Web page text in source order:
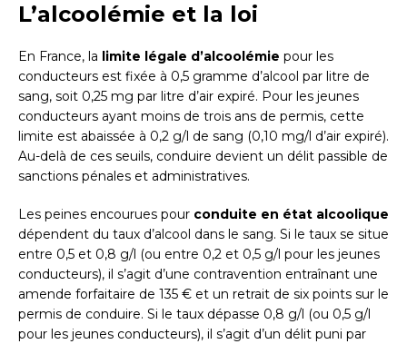
L’alcoolémie et la loi
En France, la limite légale d’alcoolémie pour les
conducteurs est fixée à 0,5 gramme d’alcool par litre de
sang, soit 0,25 mg par litre d’air expiré. Pour les jeunes
conducteurs ayant moins de trois ans de permis, cette
limite est abaissée à 0,2 g/l de sang (0,10 mg/l d’air expiré).
Au-delà de ces seuils, conduire devient un délit passible de
sanctions pénales et administratives.
Les peines encourues pour conduite en état alcoolique
dépendent du taux d’alcool dans le sang. Si le taux se situe
entre 0,5 et 0,8 g/l (ou entre 0,2 et 0,5 g/l pour les jeunes
conducteurs), il s’agit d’une contravention entraînant une
amende forfaitaire de 135 € et un retrait de six points sur le
permis de conduire. Si le taux dépasse 0,8 g/l (ou 0,5 g/l
pour les jeunes conducteurs), il s’agit d’un délit puni par